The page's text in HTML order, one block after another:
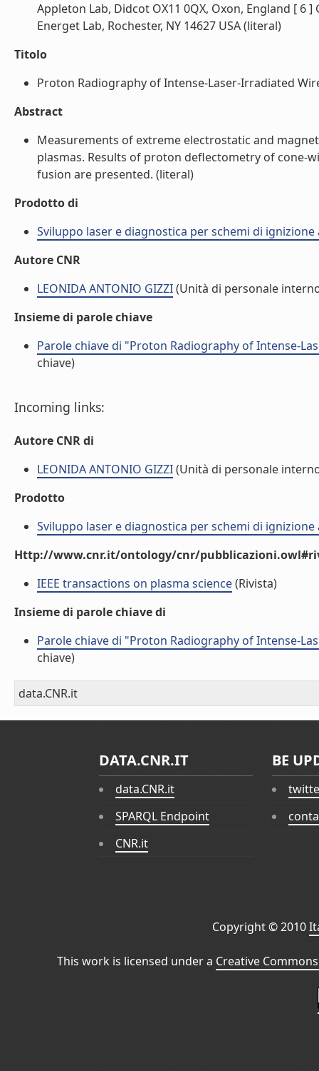
Appleton Lab, Didcot OX11 0QX, Oxon, England [ 6 ]
Energet Lab, Rochester, NY 14627 USA (literal)
Titolo
Proton Radiography of Intense-Laser-Irradiated
Abstract
Measurements of extreme electrostatic and
plasmas. Results of proton deflectometry of
fusion are presented. (literal)
Prodotto di
Sviluppo laser e diagnostica per schemi di
Autore CNR
LEONIDA ANTONIO GIZZI(Unità di personale
Insieme di parole chiave
Parole chiave di "Proton Radiography of Intense-
chiave)
Incoming links:
Autore CNR di
LEONIDA ANTONIO GIZZI(Unità di personale
Prodotto
Sviluppo laser e diagnostica per schemi di
Http://www.cnr.it/ontology/cnr/
IEEE transactions on plasma science(Rivista)
Insieme di parole chiave di
Parole chiave di "Proton Radiography of Intense-
chiave)
data.CNR.it
DATA.CNR.IT
data.CNR.it
SPARQL Endpoint
CNR.it
BE
Copyright © 2010
This work is licensed under a Creative